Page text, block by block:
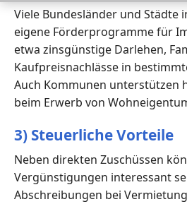
Viele Bundesländer und Städte
eigene Förderprogramme für
etwa zinsgünstige Darlehen,
Kaufpreisnachlässe in
Auch Kommunen unterstützen
beim Erwerb von
3) Steuerliche Vorteile
Neben direkten Zuschüssen
Vergünstigungen interessant
Abschreibungen bei